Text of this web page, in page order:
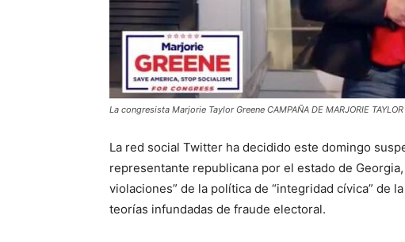
La congresista Marjorie Taylor Greene CAMPAÑA DE MARJORIE
La red social Twitter ha decidido este domingo
representante republicana por el estado de
violaciones” de la política de “integridad cívica” de
teorías infundadas de fraude electoral.